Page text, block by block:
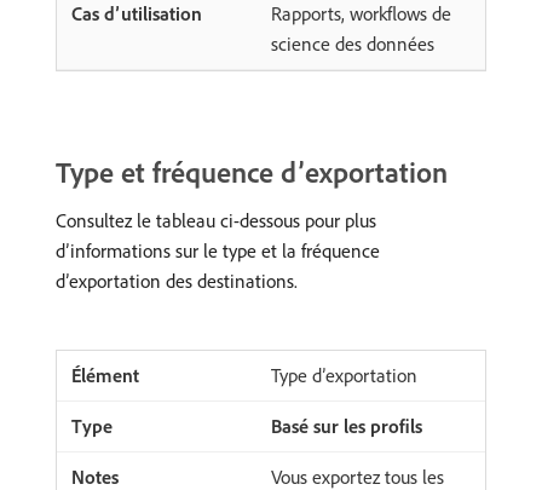
Rapports, workflows de
science des données
Type et fréquence d’exportation
Consultez le tableau ci-dessous pour plus
d’informations sur le type et la fréquence
d’exportation des destinations.
Type d’exportation
Basé sur les profils
Vous exportez tous les